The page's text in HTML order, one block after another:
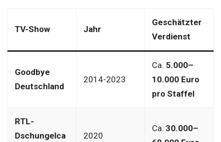
TV-Show Jahr
Geschätzter
Verdienst
Goodbye
Deutschland
2014-2023
Ca. 5.000–
10.000 Euro
pro Staffel
RTL-
Dschungelca
2020
Ca. 30.000–